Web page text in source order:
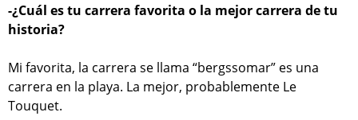
-¿Cuál es tu carrera favorita o la mejor carrera de tu
historia?
Mi favorita, la carrera se llama “bergssomar” es una
carrera en la playa. La mejor, probablemente Le
Touquet.